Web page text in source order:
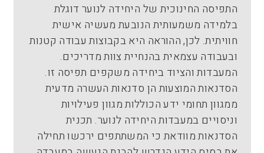
התפיסה החינוכית של היחידה לנוער דוגלת
בלמידה משמעותית הנובעת מעשיה אישית
חוויתית. לכן, ההוראה היא בקבוצות עבודה קטנות
ובעבודה עצמאית בהנחיית צוות מדריכים.
המעבדות והציוד ביחידה משקפים תפיסה זו.
הסדנאות המוצעות הן סדנאות העשרה מדעית
ממגוון תחומי ידע הכוללות מגוון פעילויות
וניסויים במעבדות היחידה לנוער. תכנית
הסדנאות מוודאת כי המשתתפים ירכשו תחילה